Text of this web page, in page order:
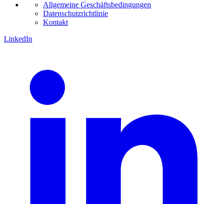
Allgemeine Geschäftsbedingungen
Datenschutzrichtlinie
Kontakt
LinkedIn